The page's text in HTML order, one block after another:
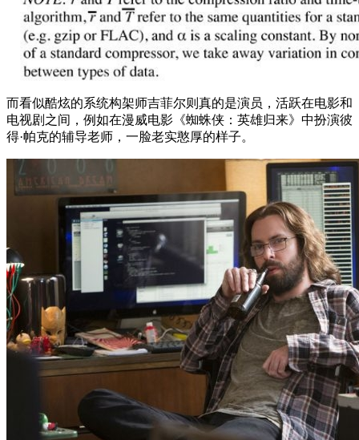
而看似酷炫的系统构架师吉菲尔则真的是演员，活跃在电影和
电视剧之间，例如在漫威电影《蜘蛛侠：英雄归来》中扮演彼
得·帕克的辅导老师，一脸老实憨厚的样子。